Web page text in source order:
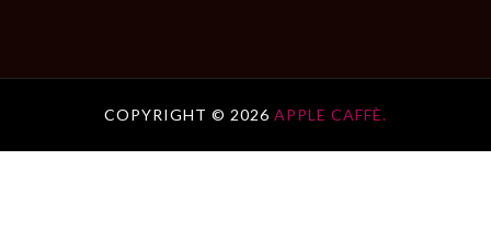
COPYRIGHT © 2026 APPLE CAFFÈ.